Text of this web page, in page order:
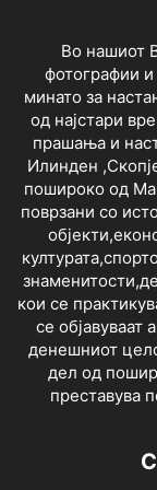
Во нашиот
фотографии
минато за
од најстари
прашања и
Илинден
пошироко од
поврзани со
кои се
се објавуваат
денешниот
дел од
преставува